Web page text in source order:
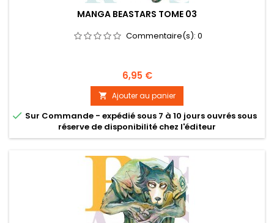
MANGA BEASTARS TOME 03
Commentaire(s): 0
Prix
6,95 €
 Ajouter au panier
 Sur Commande - expédié sous 7 à 10 jours ouvrés sous
réserve de disponibilité chez l'éditeur